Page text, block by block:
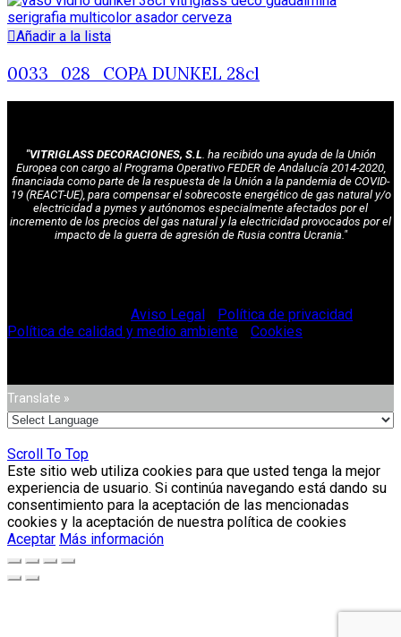
Añadir a la lista
0033_028_COPA DUNKEL 28cl
"VITRIGLASS DECORACIONES, S.L . ha recibido una ayuda de la Unión
Europea con cargo al Programa Operativo FEDER de Andalucía 2014-2020,
financiada como parte de la respuesta de la Unión a la pandemia de COVID-
19 (REACT-UE), para compensar el sobrecoste energético de gas natural y/o
electricidad a pymes y autónomos especialmente afectados por el
incremento de los precios del gas natural y la electricidad provocados por el
impacto de la guerra de agresión de Rusia contra Ucrania."
Aviso Legal Política de privacidad
Política de calidad y medio ambiente
Cookies
Translate »
Scroll To Top
Este sitio web utiliza cookies para que usted tenga la mejor
experiencia de usuario. Si continúa navegando está dando su
consentimiento para la aceptación de las mencionadas
cookies y la aceptación de nuestra política de cookies
Aceptar Más información